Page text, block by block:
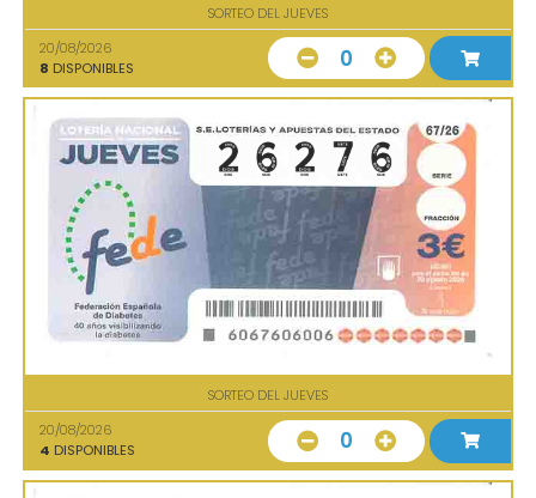
SORTEO DEL JUEVES
20/08/2026
8 DISPONIBLES 0
SORTEO DEL JUEVES
20/08/2026
4 DISPONIBLES 0